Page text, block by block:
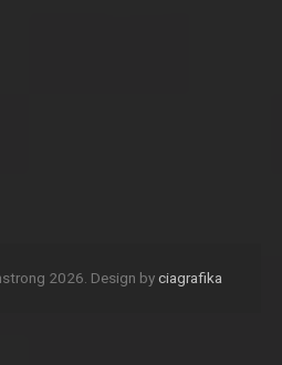
2026. Design byciagrafika